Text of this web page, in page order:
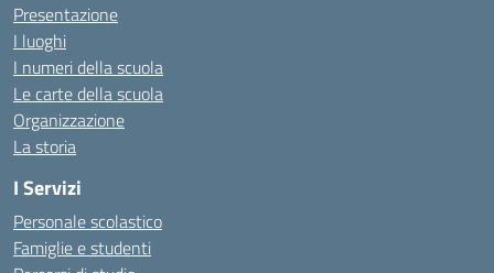
Presentazione
I luoghi
I numeri della scuola
Le carte della scuola
Organizzazione
La storia
I Servizi
Personale scolastico
Famiglie e studenti